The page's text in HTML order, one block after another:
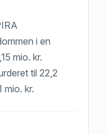
i en
mio. kr.
til 22,2
mio. kr.